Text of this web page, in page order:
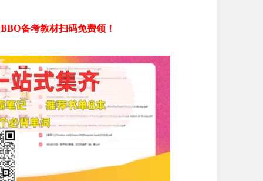
备考教材扫码免费领！